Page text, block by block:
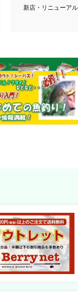
新店・リニューア